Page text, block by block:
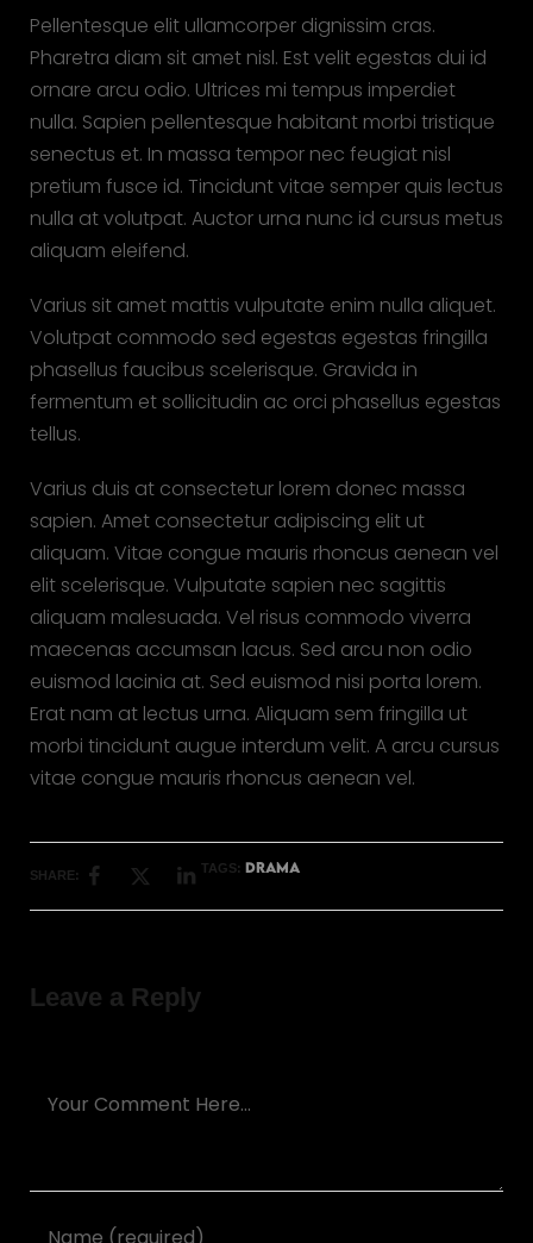
Pellentesque elit ullamcorper dignissim cras.
Pharetra diam sit amet nisl. Est velit egestas dui id
ornare arcu odio. Ultrices mi tempus imperdiet
nulla. Sapien pellentesque habitant morbi tristique
senectus et. In massa tempor nec feugiat nisl
pretium fusce id. Tincidunt vitae semper quis lectus
nulla at volutpat. Auctor urna nunc id cursus metus
aliquam eleifend.
Varius sit amet mattis vulputate enim nulla aliquet.
Volutpat commodo sed egestas egestas fringilla
phasellus faucibus scelerisque. Gravida in
fermentum et sollicitudin ac orci phasellus egestas
tellus.
Varius duis at consectetur lorem donec massa
sapien. Amet consectetur adipiscing elit ut
aliquam. Vitae congue mauris rhoncus aenean vel
elit scelerisque. Vulputate sapien nec sagittis
aliquam malesuada. Vel risus commodo viverra
maecenas accumsan lacus. Sed arcu non odio
euismod lacinia at. Sed euismod nisi porta lorem.
Erat nam at lectus urna. Aliquam sem fringilla ut
morbi tincidunt augue interdum velit. A arcu cursus
vitae congue mauris rhoncus aenean vel.
SHARE:
TAGS: DRAMA
Leave a Reply